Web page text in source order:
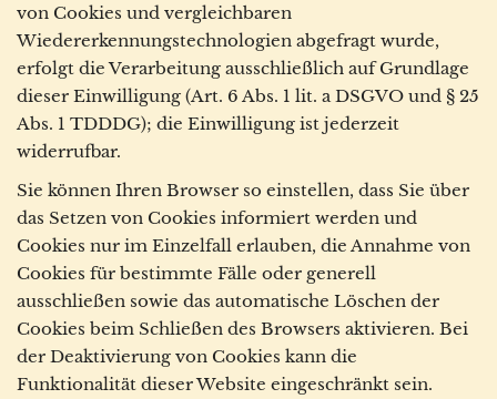
von Cookies und vergleichbaren
Wiedererkennungstechnologien abgefragt wurde,
erfolgt die Verarbeitung ausschließlich auf Grundlage
dieser Einwilligung (Art. 6 Abs. 1 lit. a DSGVO und § 25
Abs. 1 TDDDG); die Einwilligung ist jederzeit
widerrufbar.
Sie können Ihren Browser so einstellen, dass Sie über
das Setzen von Cookies informiert werden und
Cookies nur im Einzelfall erlauben, die Annahme von
Cookies für bestimmte Fälle oder generell
ausschließen sowie das automatische Löschen der
Cookies beim Schließen des Browsers aktivieren. Bei
der Deaktivierung von Cookies kann die
Funktionalität dieser Website eingeschränkt sein.